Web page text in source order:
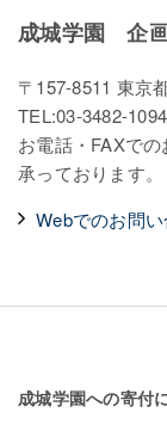
成城学園 企
〒157-8511 東京
TEL:03-3482-
お電話・FAXで
承っております。
Webでのお問
成城学園への寄付